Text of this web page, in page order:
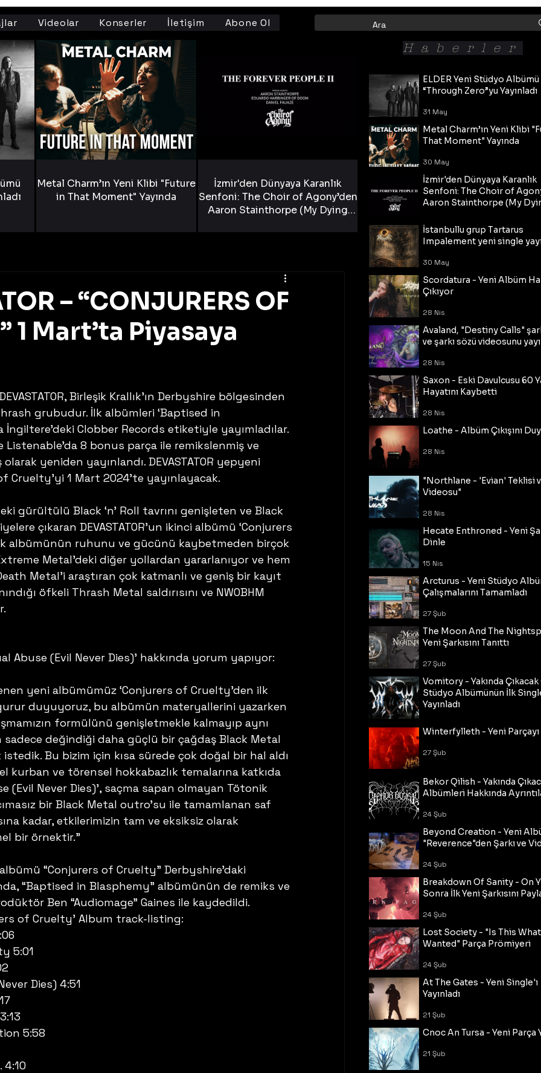
Videolar Konserler İletişim Abone Ol
– “CONJURERS OF
1 Mart’ta Piyasaya
Birleşik Krallık’ın Derbyshire bölgesinden
grubudur. İlk albümleri ‘Baptised in
İngiltere’deki Clobber Records etiketiyle yayımladılar.
Listenable’da 8 bonus parça ile remikslenmiş ve
yeniden yayınlandı. DEVASTATOR yepyeni
Cruelty’yi 1 Mart 2024’te yayınlayacak.
gürültülü Black ‘n’ Roll tavrını genişleten ve Black
çıkaran DEVASTATOR’un ikinci albümü ‘Conjurers
albümünün ruhunu ve gücünü kaybetmeden birçok
Metal’deki diğer yollardan yararlanıyor ve hem
Metal’i araştıran çok katmanlı ve geniş bir kayıt
öfkeli Thrash Metal saldırısını ve NWOBHM
Abuse (Evil Never Dies)’ hakkında yorum yapıyor:
yeni albümümüz ‘Conjurers of Cruelty’den ilk
duyuyoruz, bu albümün materyallerini yazarken
formülünü genişletmekle kalmayıp aynı
değindiği daha güçlü bir çağdaş Black Metal
istedik. Bu bizim için kısa sürede çok doğal bir hal aldı
kurban ve törensel hokkabazlık temalarına katkıda
(Evil Never Dies)’, saçma sapan olmayan Tötonik
bir Black Metal outro’su ile tamamlanan saf
kadar, etkilerimizin tam ve eksiksiz olarak
bir örnektir.”
albümü “Conjurers of Cruelty” Derbyshire’daki
“Baptised in Blasphemy” albümünün de remiks ve
Ben “Audiomage” Gaines ile kaydedildi.
of Cruelty’ Album track-listing:
5:01
Dies) 4:51
5:58
4:10
Metal Charm’ın Yeni Klibi "Future
in That Moment" Yayında
İzmir'den Dünyaya Karanlık
Senfoni: The Choir of Agony’den
Aaron Stainthorpe (My Dying
ELDER Yeni Stüdyo Albümü
“Through Zero”yu Yayınladı
31 May
Metal Charm’ın Yeni Klibi
That Moment" Yayında
30 May
İzmir'den Dünyaya Karanlık
Senfoni: The Choir of
Aaron Stainthorpe (My
Tekli!
30 May
İstanbullu grup Tartarus
Impalement yeni single
30 May
Scordatura - Yeni Albüm
Çıkıyor
28 Nis
Avaland, "Destiny Calls"
ve şarkı sözü videosunu
28 Nis
Saxon - Eski Davulcusu 60
Hayatını Kaybetti
28 Nis
Loathe - Albüm Çıkışını
28 Nis
"Northlane - 'Evian' Teklisi
Videosu"
28 Nis
Hecate Enthroned - Yeni
Dinle
15 Nis
Arcturus - Yeni Stüdyo
Çalışmalarını Tamamladı
27 Şub
The Moon And The
Yeni Şarkısını Tanıttı
27 Şub
Vomitory - Yakında
Stüdyo Albümünün İlk
Yayınladı
Winterfylleth - Yeni Parçayı
27 Şub
Bekor Qilish - Yakında
Albümleri Hakkında
24 Şub
Beyond Creation - Yeni
"Reverence"den Şarkı ve
24 Şub
Breakdown Of Sanity - On
Sonra İlk Yeni Şarkısını
24 Şub
Lost Society - "Is This
Wanted" Parça Prömiyeri
24 Şub
At The Gates - Yeni Single'ı
Yayınladı
21 Şub
Cnoc An Tursa - Yeni Parça
21 Şub
Haberler